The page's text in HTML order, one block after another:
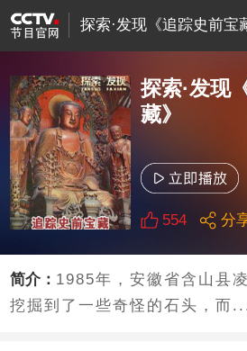
探索·发现《追踪史前宝
探索·发现
藏》
554 分
简介： 1985年，安徽省含山县
挖掘到了一些奇怪的石头，而